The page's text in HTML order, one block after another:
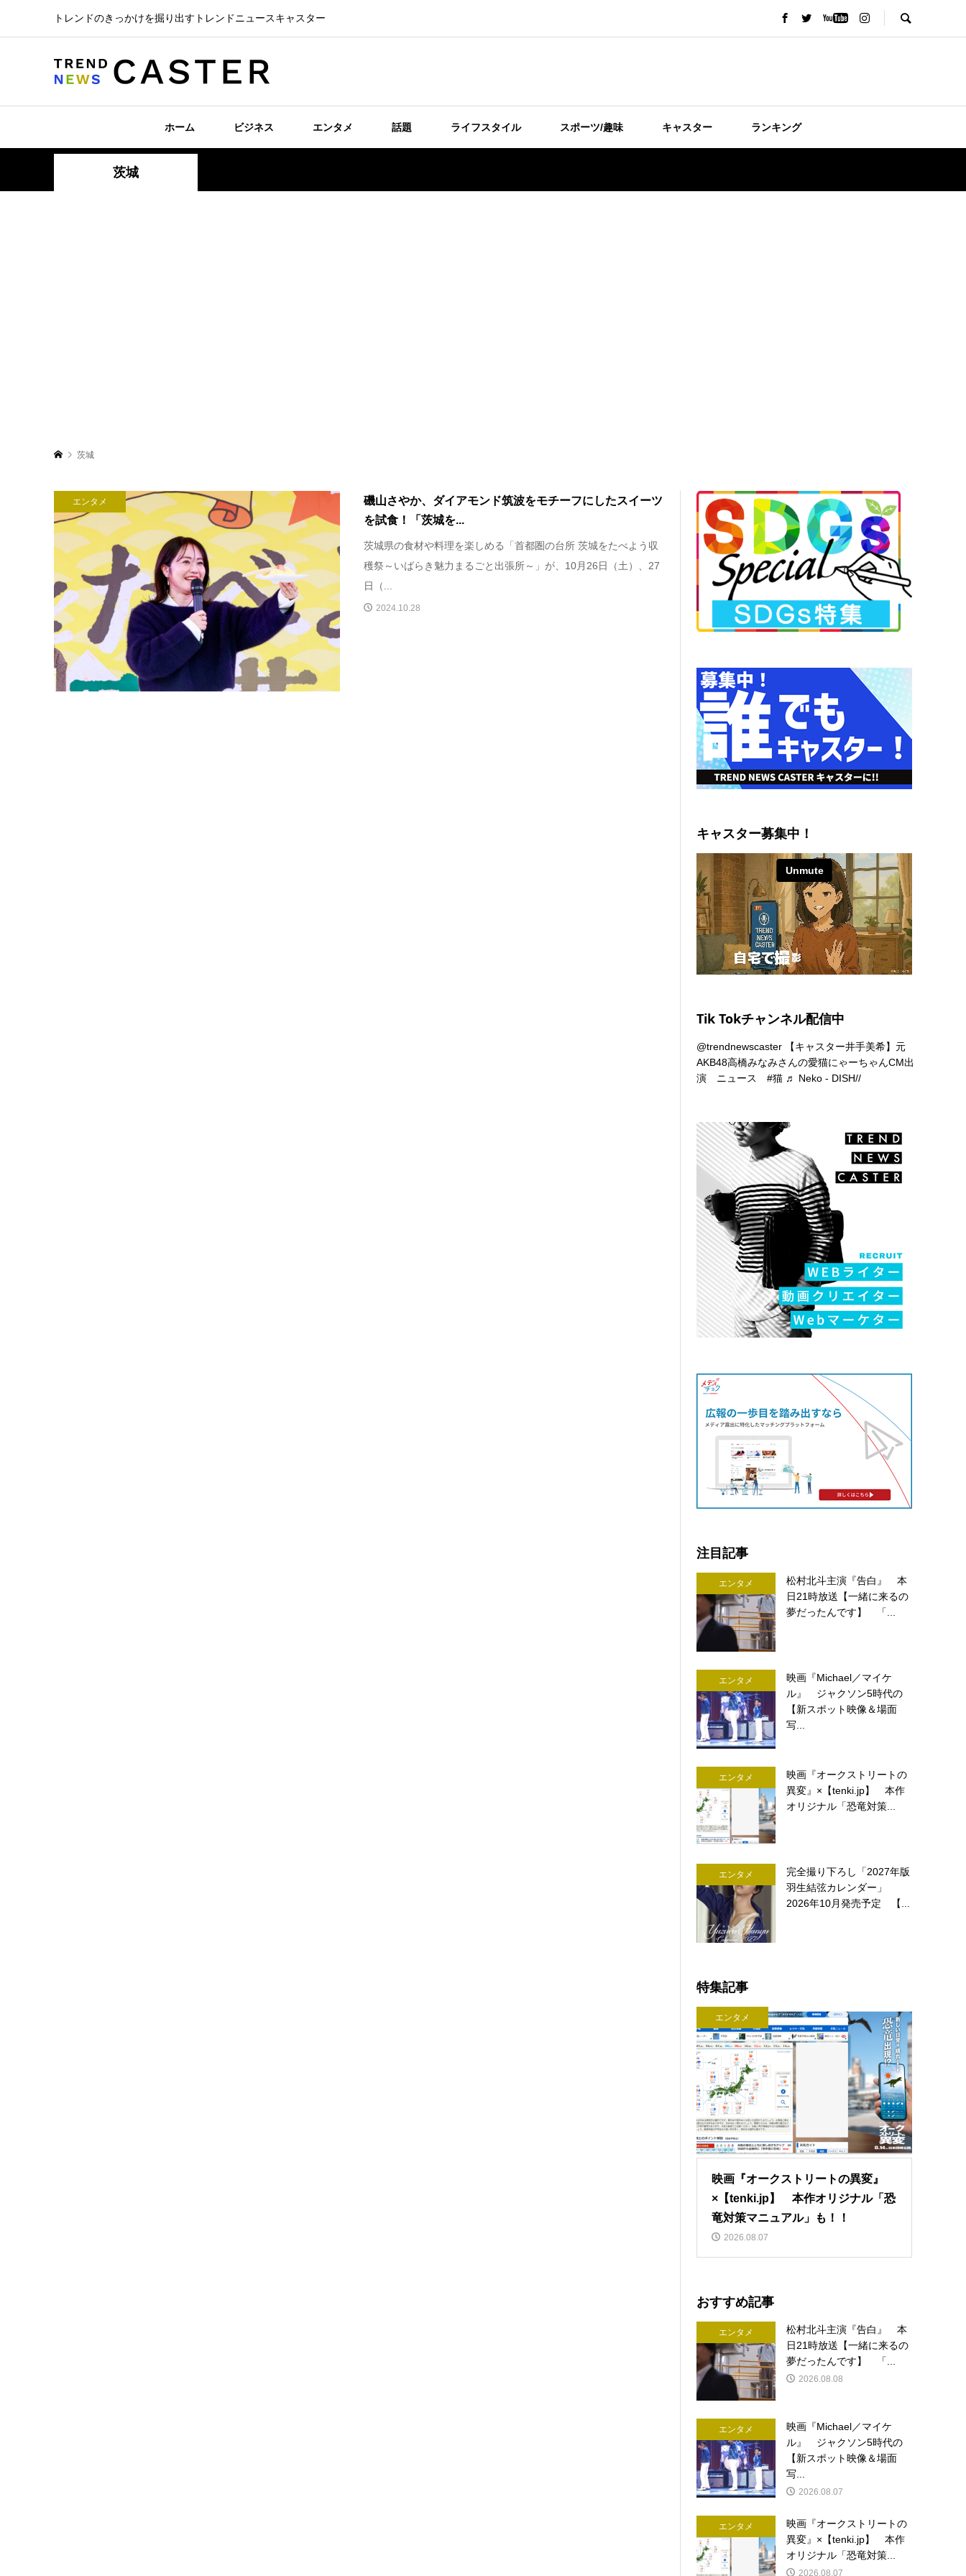
トレンドのきっかけを掘り出すトレンドニュースキャスター
ホーム ビジネス エンタメ 話題 ライフスタイル スポーツ/趣味 キャスター ランキング
茨城
茨城
エンタメ
磯山さやか、ダイアモンド筑波をモチーフにしたスイーツ
を試食！「茨城を...
茨城県の食材や料理を楽しめる「首都圏の台所 茨城をたべよう収
穫祭～いばらき魅力まるごと出張所～」が、10月26日（土）、27
日（...
2024.10.28
キャスター募集中！
Tik Tokチャンネル配信中
@trendnewscaster 【キャスター井手美希】元
AKB48高橋みなみさんの愛猫にゃーちゃんCM出
演 ニュース#猫 ♬ Neko - DISH//
注目記事
エンタメ
松村北斗主演『告白』 本
日21時放送【一緒に来るの
夢だったんです】 「...
エンタメ
映画『Michael／マイケ
ル』 ジャクソン5時代の
【新スポット映像＆場面
写...
エンタメ
映画『オークストリートの
異変』×【tenki.jp】 本作
オリジナル「恐竜対策...
エンタメ
完全撮り下ろし「2027年版
羽生結弦カレンダー」
2026年10月発売予定 【...
特集記事
エンタメ
映画『オークストリートの異変』
×【tenki.jp】 本作オリジナル「恐
竜対策マニュアル」も！！
2026.08.07
おすすめ記事
エンタメ
松村北斗主演『告白』 本
日21時放送【一緒に来るの
夢だったんです】 「...
2026.08.08
エンタメ
映画『Michael／マイケ
ル』 ジャクソン5時代の
【新スポット映像＆場面
写...
2026.08.07
エンタメ
映画『オークストリートの
異変』×【tenki.jp】 本作
オリジナル「恐竜対策...
2026.08.07